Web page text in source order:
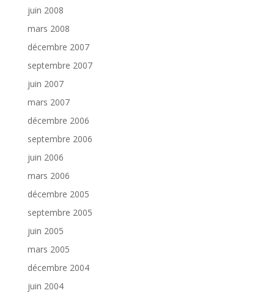
juin 2008
mars 2008
décembre 2007
septembre 2007
juin 2007
mars 2007
décembre 2006
septembre 2006
juin 2006
mars 2006
décembre 2005
septembre 2005
juin 2005
mars 2005
décembre 2004
juin 2004